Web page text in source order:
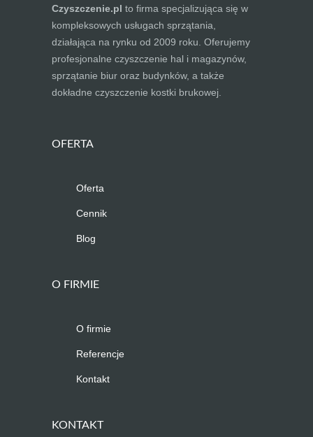
Czyszczenie.pl to firma specjalizująca się w
kompleksowych usługach sprzątania,
działająca na rynku od 2009 roku. Oferujemy
profesjonalne czyszczenie hal i magazynów,
sprzątanie biur oraz budynków, a także
dokładne czyszczenie kostki brukowej.
OFERTA
Oferta
Cennik
Blog
O FIRMIE
O firmie
Referencje
Kontakt
KONTAKT